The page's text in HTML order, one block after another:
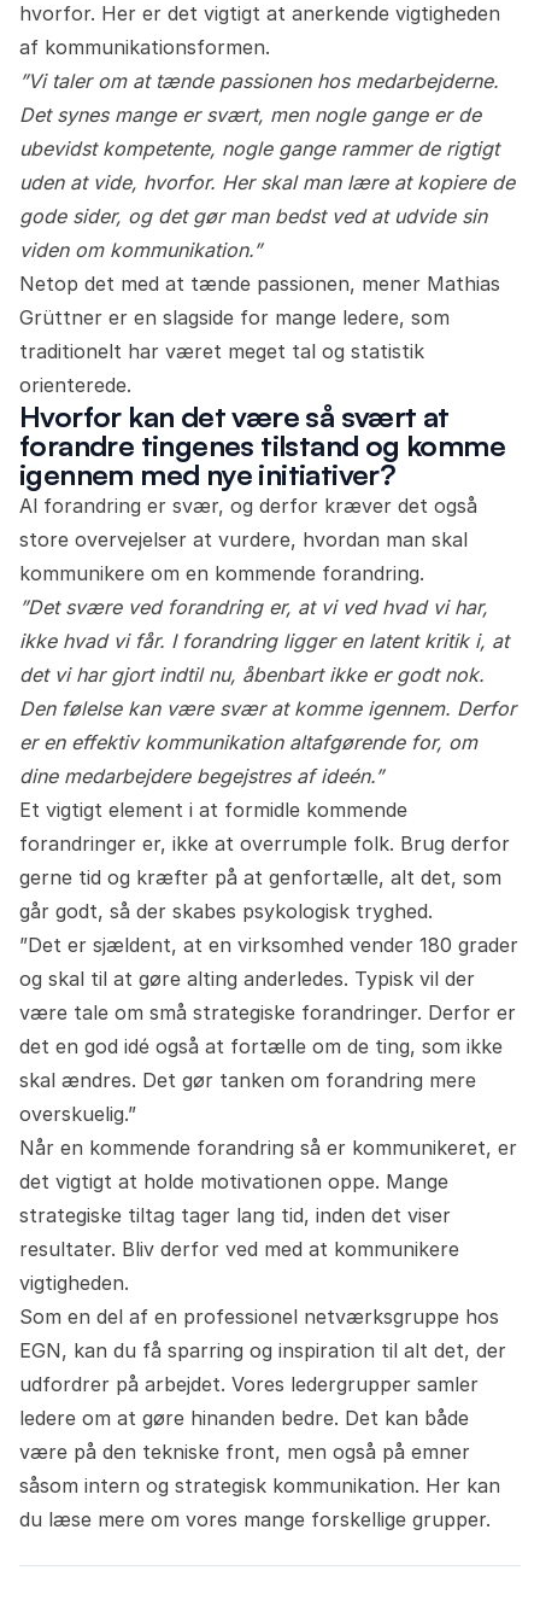
hvorfor. Her er det vigtigt at anerkende vigtigheden
af kommunikationsformen.
”Vi taler om at tænde passionen hos medarbejderne.
Det synes mange er svært, men nogle gange er de
ubevidst kompetente, nogle gange rammer de rigtigt
uden at vide, hvorfor. Her skal man lære at kopiere de
gode sider, og det gør man bedst ved at udvide sin
viden om kommunikation.”
Netop det med at tænde passionen, mener Mathias
Grüttner er en slagside for mange ledere, som
traditionelt har været meget tal og statistik
orienterede.
Hvorfor kan det være så svært at
forandre tingenes tilstand og komme
igennem med nye initiativer?
Al forandring er svær, og derfor kræver det også
store overvejelser at vurdere, hvordan man skal
kommunikere om en kommende forandring.
”Det svære ved forandring er, at vi ved hvad vi har,
ikke hvad vi får. I forandring ligger en latent kritik i, at
det vi har gjort indtil nu, åbenbart ikke er godt nok.
Den følelse kan være svær at komme igennem. Derfor
er en effektiv kommunikation altafgørende for, om
dine medarbejdere begejstres af ideén.”
Et vigtigt element i at formidle kommende
forandringer er, ikke at overrumple folk. Brug derfor
gerne tid og kræfter på at genfortælle, alt det, som
går godt, så der skabes psykologisk tryghed.
”Det er sjældent, at en virksomhed vender 180 grader
og skal til at gøre alting anderledes. Typisk vil der
være tale om små strategiske forandringer. Derfor er
det en god idé også at fortælle om de ting, som ikke
skal ændres. Det gør tanken om forandring mere
overskuelig.”
Når en kommende forandring så er kommunikeret, er
det vigtigt at holde motivationen oppe. Mange
strategiske tiltag tager lang tid, inden det viser
resultater. Bliv derfor ved med at kommunikere
vigtigheden.
Som en del af en professionel netværksgruppe hos
EGN, kan du få sparring og inspiration til alt det, der
udfordrer på arbejdet. Vores ledergrupper samler
ledere om at gøre hinanden bedre. Det kan både
være på den tekniske front, men også på emner
såsom intern og strategisk kommunikation. Her kan
du læse mere om vores mange forskellige grupper.